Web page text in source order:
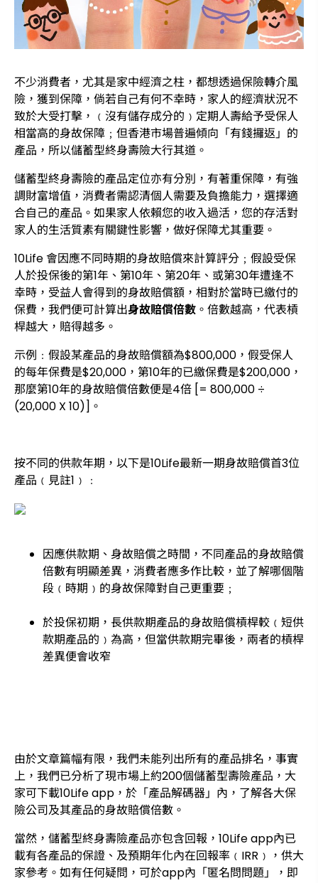
不少消費者，尤其是家中經濟之柱，都想透過保險轉介風
險，獲到保障，倘若自己有何不幸時，家人的經濟狀況不
致於大受打擊，﹙沒有儲存成分的﹚定期人壽給予受保人
相當高的身故保障﹔但香港市場普遍傾向「有錢攞返」的
產品，所以儲蓄型終身壽險大行其道。
儲蓄型終身壽險的產品定位亦有分別，有著重保障，有強
調財富增值，消費者需認清個人需要及負擔能力，選擇適
合自己的產品。如果家人依賴您的收入過活，您的存活對
家人的生活質素有關鍵性影響，做好保障尤其重要。
10Life 會因應不同時期的身故賠償來計算評分﹔假設受保
人於投保後的第1年、第10年、第20年、或第30年遭逢不
幸時，受益人會得到的身故賠償額，相對於當時已繳付的
保費，我們便可計算出身故賠償倍數 。倍數越高，代表槓
桿越大，賠得越多。
示例﹕假設某產品的身故賠償額為$800,000，假受保人
的每年保費是$20,000，第10年的已繳保費是$200,000，
那麼第10年的身故賠償倍數便是4倍 [= 800,000 ÷
(20,000 X 10)]。
按不同的供款年期，以下是10Life最新一期身故賠償首3位
產品﹙見註1﹚﹕
因應供款期、身故賠償之時間，不同產品的身故賠償
倍數有明顯差異，消費者應多作比較，並了解哪個階
段﹙時期﹚的身故保障對自己更重要﹔
於投保初期，長供款期產品的身故賠償槓桿較﹙短供
款期產品的﹚為高，但當供款期完畢後，兩者的槓桿
差異便會收窄
由於文章篇幅有限，我們未能列出所有的產品排名，事實
上，我們已分析了現市場上約200個儲蓄型壽險產品，大
家可下載10Life app，於「產品解碼器」內，了解各大保
險公司及其產品的身故賠償倍數。
當然，儲蓄型終身壽險產品亦包含回報，10Life app內已
載有各產品的保證、及預期年化內在回報率﹙IRR﹚，供大
家參考。如有任何疑問，可於app內「匿名問問題」，即